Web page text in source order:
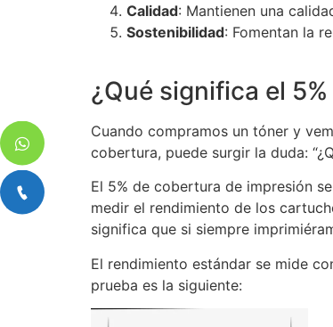
Calidad: Mantienen una
Sostenibilidad: Fomentan la
¿Qué significa el
Cuando compramos un tóner y
cobertura, puede surgir la duda:
El 5% de cobertura de impresión
medir el rendimiento de los
significa que si siempre
El rendimiento estándar se mide
prueba es la siguiente: